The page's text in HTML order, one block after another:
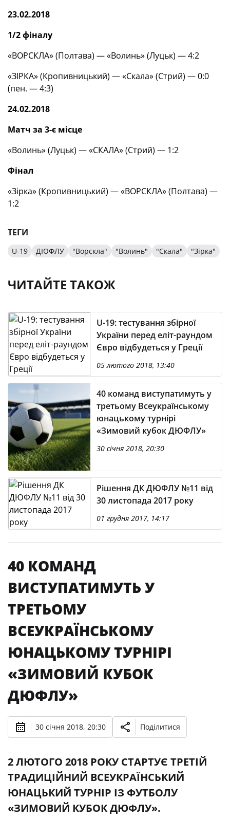
23.02.2018
1/2 фіналу
«ВОРСКЛА» (Полтава) — «Волинь» (Луцьк) — 4:2
«ЗІРКА» (Кропивницький) — «Скала» (Стрий) — 0:0
(пен. — 4:3)
24.02.2018
Матч за 3-є місце
«Волинь» (Луцьк) — «СКАЛА» (Стрий) — 1:2
Фінал
«Зірка» (Кропивницький) — «ВОРСКЛА» (Полтава) —
1:2
ТЕГИ
U-19 ДЮФЛУ "Ворскла" "Волинь" "Скала" "Зірка"
ЧИТАЙТЕ ТАКОЖ
U-19: тестування збірної
України перед еліт-раундом
Євро відбудеться у Греції
05 лютого 2018, 13:40
40 команд виступатимуть у
третьому Всеукраїнському
юнацькому турнірі
«Зимовий кубок ДЮФЛУ»
30 січня 2018, 20:30
Рішення ДК ДЮФЛУ №11 від
30 листопада 2017 року
01 грудня 2017, 14:17
40 КОМАНД
ВИСТУПАТИМУТЬ У
ТРЕТЬОМУ
ВСЕУКРАЇНСЬКОМУ
ЮНАЦЬКОМУ ТУРНІРІ
«ЗИМОВИЙ КУБОК
ДЮФЛУ»
30 січня 2018, 20:30 Поділитися
2 ЛЮТОГО 2018 РОКУ СТАРТУЄ ТРЕТІЙ
ТРАДИЦІЙНИЙ ВСЕУКРАЇНСЬКИЙ
ЮНАЦЬКИЙ ТУРНІР ІЗ ФУТБОЛУ
«ЗИМОВИЙ КУБОК ДЮФЛУ».